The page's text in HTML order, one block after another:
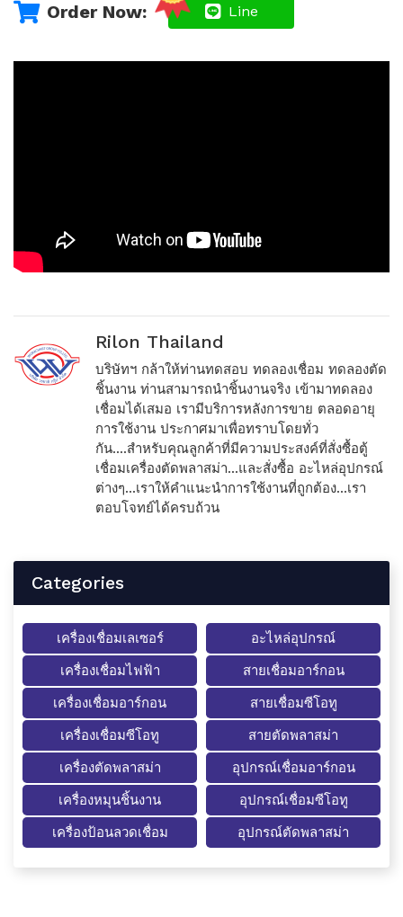
Order Now: Line
Rilon Thailand
บริษัทฯ กล้าให้ท่านทดสอบ ทดลองเชื่อม ทดลองตัด
ชิ้นงาน ท่านสามารถนำชิ้นงานจริง เข้ามาทดลอง
เชื่อมได้เสมอ เรามีบริการหลังการขาย ตลอดอายุ
การใช้งาน ประกาศมาเพื่อทราบโดยทั่ว
กัน....สำหรับคุณลูกค้าที่มีความประสงค์ที่สั่งซื้อตู้
เชื่อมเครื่องตัดพลาสม่า...และสั่งซื้อ อะไหล่อุปกรณ์
ต่างๆ...เราให้คำแนะนำการใช้งานที่ถูกต้อง...เรา
ตอบโจทย์ได้ครบถ้วน
Categories
เครื่องเชื่อมเลเซอร์
เครื่องเชื่อมไฟฟ้า
เครื่องเชื่อมอาร์กอน
เครื่องเชื่อมซีโอทู
เครื่องตัดพลาสม่า
เครื่องหมุนชิ้นงาน
เครื่องป้อนลวดเชื่อม
อะไหล่อุปกรณ์
สายเชื่อมอาร์กอน
สายเชื่อมซีโอทู
สายตัดพลาสม่า
อุปกรณ์เชื่อมอาร์กอน
อุปกรณ์เชื่อมซีโอทู
อุปกรณ์ตัดพลาสม่า